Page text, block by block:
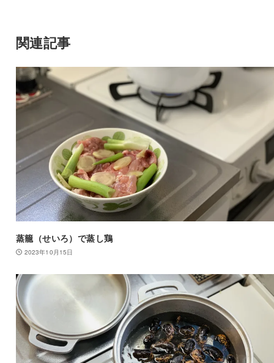
関連記事
蒸籠（せいろ）で蒸し鶏
2023年10月15日